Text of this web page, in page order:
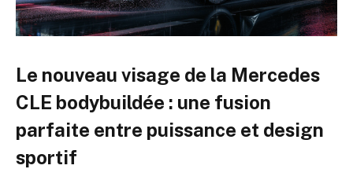
Le nouveau visage de la Mercedes
CLE bodybuildée : une fusion
parfaite entre puissance et design
sportif